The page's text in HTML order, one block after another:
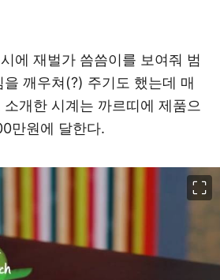
에 재벌가 씀씀이를 보여줘 범
깨우쳐(?) 주기도 했는데 매
개한 시계는 까르띠에 제품으
만원에 달한다.